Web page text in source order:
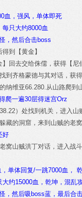
血，强风，单体即死
只大约8000血
，然后合击boss
到【黄金】
回去交给侏儒，获得【尼
到齐格蒙德与其对话，获
纳维亚66.280.从山路爬到
爬一遍30层得迷宫Orz
）处找到机关，进入山
藏的洞窟，来到山贼的老窝
好
窝山贼洪丁对话，进入战斗
，单体回复/一跳7000血，
大约15000血，乾坤，混乱
，然后吸boss蓝，最后合